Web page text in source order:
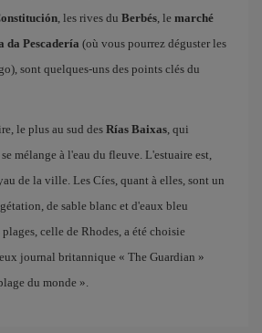
, les rives du Berbés, le marché
da Pescadería (où vous pourrez déguster les
sont quelques-uns des points clés du
le plus au sud des Rías Baixas, qui
mélange à l'eau du fleuve. L'estuaire est,
de la ville. Les Cíes, quant à elles, sont un
de sable blanc et d'eaux bleu
celle de Rhodes, a été choisie
journal britannique « The Guardian »
du monde ».